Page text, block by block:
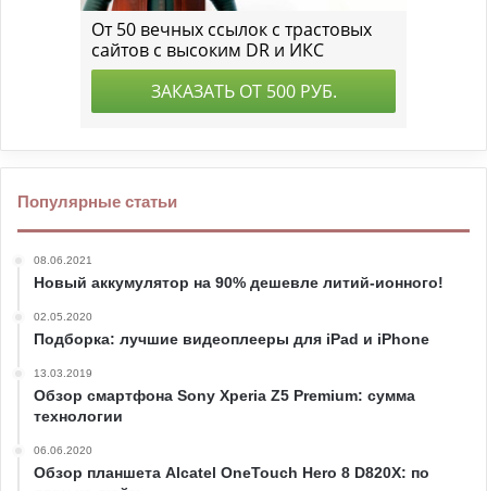
Популярные статьи
08.06.2021
Новый аккумулятор на 90% дешевле литий-ионного!
02.05.2020
Подборка: лучшие видеоплееры для iPad и iPhone
13.03.2019
Обзор смартфона Sony Xperia Z5 Premium: сумма
технологии
06.06.2020
Обзор планшета Alcatel OneTouch Hero 8 D820Х: по